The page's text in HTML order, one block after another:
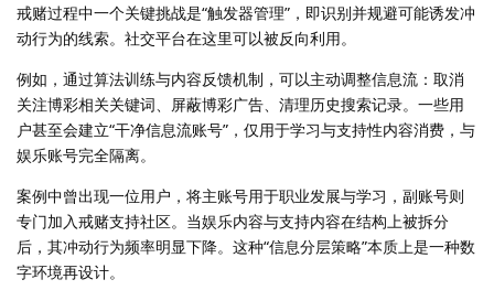
戒赌过程中一个关键挑战是“触发器管理”，即识别并规避可能诱发冲
动行为的线索。社交平台在这里可以被反向利用。
例如，通过算法训练与内容反馈机制，可以主动调整信息流：取消
关注博彩相关关键词、屏蔽博彩广告、清理历史搜索记录。一些用
户甚至会建立“干净信息流账号”，仅用于学习与支持性内容消费，与
娱乐账号完全隔离。
案例中曾出现一位用户，将主账号用于职业发展与学习，副账号则
专门加入戒赌支持社区。当娱乐内容与支持内容在结构上被拆分
后，其冲动行为频率明显下降。这种“信息分层策略”本质上是一种数
字环境再设计。